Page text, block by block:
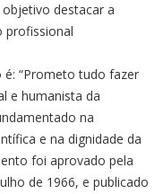
destacar a
profissional
“Prometo tudo fazer
e humanista da
na
e na dignidade da
foi aprovado pela
de 1966, e publicado